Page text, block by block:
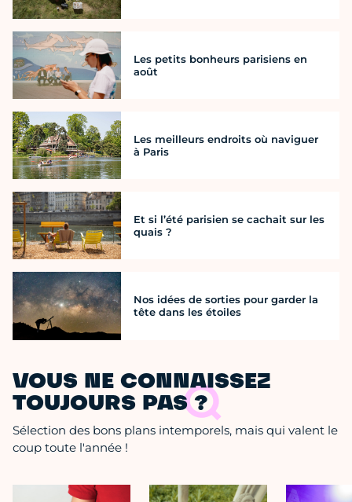
Les petits bonheurs parisiens en
août
Les meilleurs endroits où naviguer
à Paris
Et si l’été parisien se cachait sur les
quais ?
Nos idées de sorties pour garder la
tête dans les étoiles
VOUS NE CONNAISSEZ
TOUJOURS PAS ?
Sélection des bons plans intemporels, mais qui valent le
coup toute l'année !